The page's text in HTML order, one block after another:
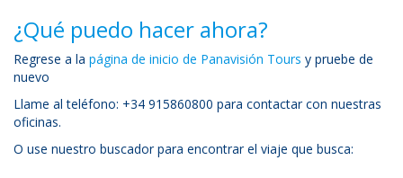
¿Qué puedo hacer ahora?
Regrese a la página de inicio de Panavisión Tours y pruebe de
nuevo
Llame al teléfono: +34 915860800 para contactar con nuestras
oficinas.
O use nuestro buscador para encontrar el viaje que busca: